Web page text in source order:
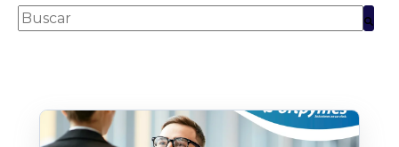
Esto es un campo de búsqueda con una función de